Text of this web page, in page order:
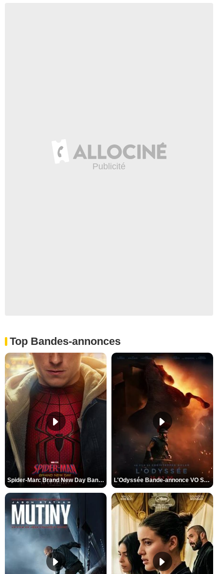
Top Bandes-annonces
Spider-Man: Brand New Day Bande-annonce VO STFR L'Odyssée Bande-annonce VO STFR